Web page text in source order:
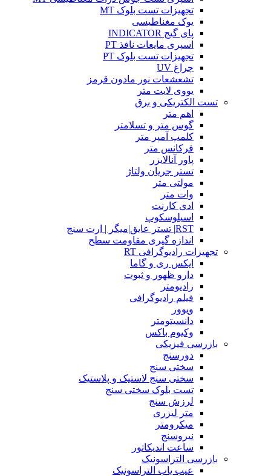
تجهیزات تست بلوک MT
یوک مغناطیسی
پای گیج INDICATOR
اسپری مایعات نافذ PT
تجهیزات تست بلوک PT
چراغ UV
تشعشعات نور مادون قرمز
یووی لایت متر
تست الکتریکی و برق
اهم متر
گوس متر و تسلامتر
کلمپ آمپر متر
فرکانس متر
پاور آنالایزر
تستر جریان ولتاژ
مولتی متر
وات متر
ادی کارنت
اسیلوسکوپ
RST| تستر عایق|میگر | ارت سنج
اندازه گیری مقاومت سطح
تجهیزات رادیوگرافی RT
ایکس ری و گاما
دارو ظهور و ثبوت
رادیومتر
فیلم رادیوگرافی
ویوور
دانسیتومتر
وکیوم باکس
بازرسی فیزیکی
دورسنج
سختی سنج
سختی سنج لاستیک و پلاستیک
تست بلوک سختی سنج
لرزش سنج
متر لیزری
میکرومتر
نیروسنج
ساعت اندیکاتور
بازرسی التراسونیک
عیب یاب التراسونیک